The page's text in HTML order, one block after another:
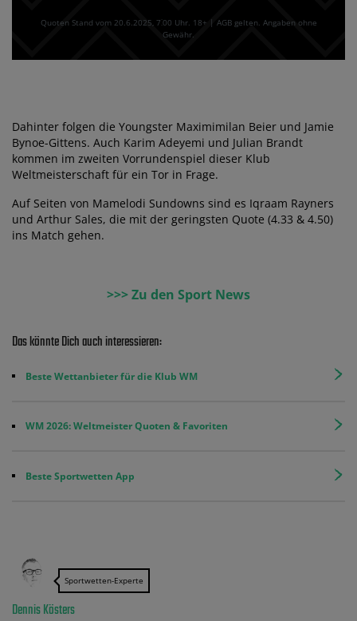
Quoten Stand vom 20.6.2025‚ 7⁚00 Uhr. 18+ | AGB gelten. Angaben ohne
Gewähr.
Dahinter folgen die Youngster Maximimilan Beier und Jamie
Bynoe-Gittens. Auch Karim Adeyemi und Julian Brandt
kommen im zweiten Vorrundenspiel dieser Klub
Weltmeisterschaft für ein Tor in Frage.
Auf Seiten von Mamelodi Sundowns sind es Iqraam Rayners
und Arthur Sales, die mit der geringsten Quote (4.33 & 4.50)
ins Match gehen.
>>> Zu den Sport News
Das könnte Dich auch interessieren:
Beste Wettanbieter für die Klub WM
WM 2026: Weltmeister Quoten & Favoriten
Beste Sportwetten App
Sportwetten-Experte
Dennis Kösters